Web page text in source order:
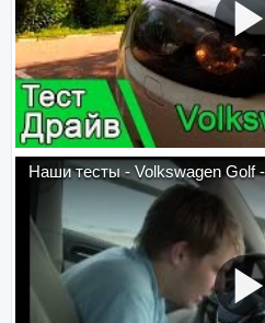
Наши тесты - Volkswagen Golf